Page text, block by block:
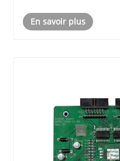
En savoir plus